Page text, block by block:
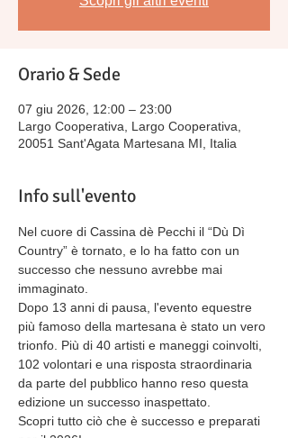
Orario & Sede
07 giu 2026, 12:00 – 23:00
Largo Cooperativa, Largo Cooperativa,
20051 Sant'Agata Martesana MI, Italia
Info sull'evento
Nel cuore di Cassina dè Pecchi il “Dù Dì
Country” è tornato, e lo ha fatto con un
successo che nessuno avrebbe mai
immaginato.
Dopo 13 anni di pausa, l'evento equestre
più famoso della martesana è stato un vero
trionfo. Più di 40 artisti e maneggi coinvolti,
102 volontari e una risposta straordinaria
da parte del pubblico hanno reso questa
edizione un successo inaspettato.
Scopri tutto ciò che è successo e preparati